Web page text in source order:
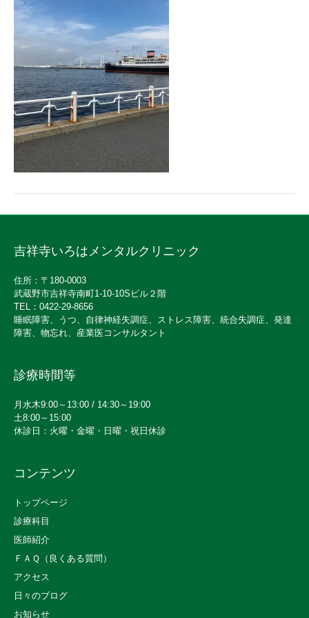
吉祥寺いろはメンタルクリニック
住所：〒180-0003
武蔵野市吉祥寺南町1-10-10Sビル２階
TEL：0422-29-8656
睡眠障害、うつ、自律神経失調症、ストレス障害、統合失調症、発達
障害、物忘れ、産業医コンサルタント
診療時間等
月水木9:00～13:00 / 14:30～19:00
土8:00～15:00
休診日：火曜・金曜・日曜・祝日休診
コンテンツ
トップページ
診療科目
医師紹介
ＦＡＱ（良くある質問）
アクセス
日々のブログ
お知らせ